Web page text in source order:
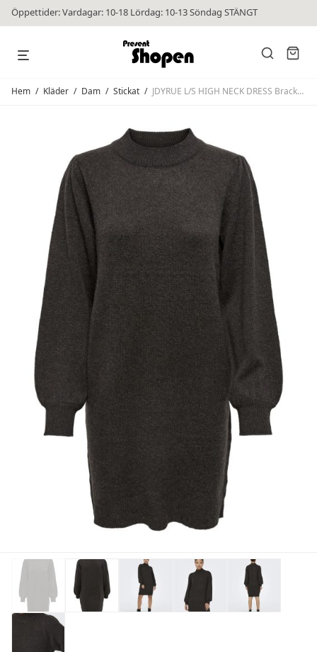
Öppettider: Vardagar: 10-18 Lördag: 10-13 Söndag STÄNGT
Hem / Kläder / Dam / Stickat / JDYRUE L/S HIGH NECK DRESS Bracken